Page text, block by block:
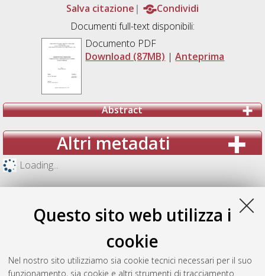
Questo sito web utilizza i
cookie
Nel nostro sito utilizziamo sia cookie tecnici necessari per il suo
funzionamento, sia cookie e altri strumenti di tracciamento
Salva citazione
Condividi
Documenti full-text disponibili:
Documento PDF
Download (87MB) |Anteprima
Abstract
Altri metadati
Loading...